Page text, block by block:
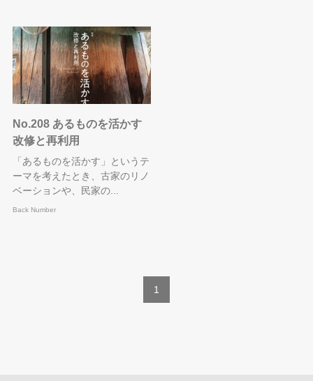
NEWS
Contact Us
No.208 あるものを活かす
改修と再利用
「あるものを活かす」というテ
ーマを考えたとき、古家のリノ
ベーションや、民家の...
Back Number
1